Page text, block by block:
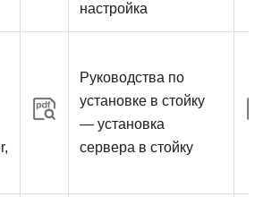
настройка
Руководства по
установке в стойку
— установка
сервера в стойку